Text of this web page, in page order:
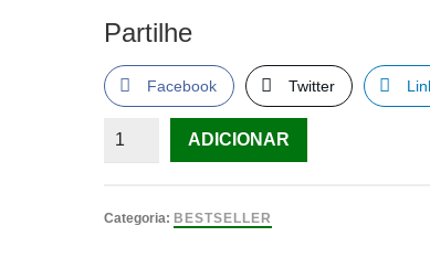
Partilhe
Facebook Twitter
Quantidade
a
ADICIONAR
Categoria: BESTSELLER